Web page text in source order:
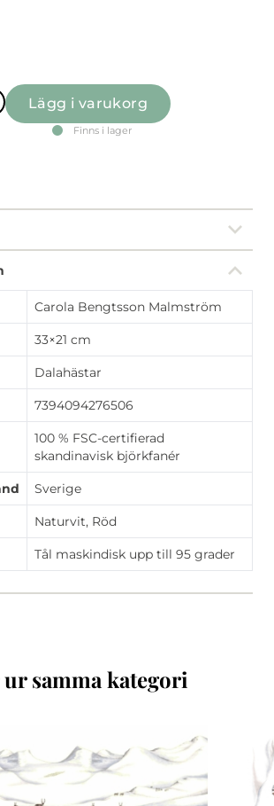
offwhite/röd bricka mängd
Lägg i varukorg
Finns i lager
Carola Bengtsson Malmström
33×21 cm
Dalahästar
7394094276506
100 % FSC-certifierad
skandinavisk björkfanér
Sverige
Naturvit, Röd
Tål maskindisk upp till 95 grader
samma kategori